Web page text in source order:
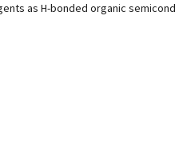
as H-bonded organic